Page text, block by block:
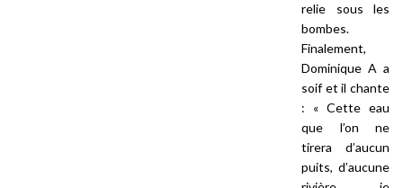
relie sous les
bombes.
Finalement,
Dominique A a
soif et il chante
: « Cette eau
que l’on ne
tirera d’aucun
puits, d’aucune